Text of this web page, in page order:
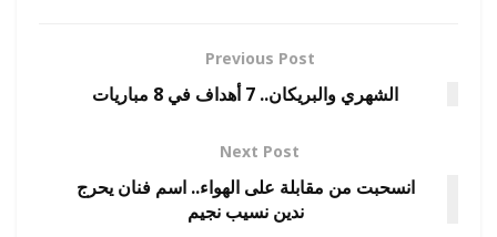
Previous Post
الشهري والبريكان.. 7 أهداف في 8 مباريات
Next Post
انسحبت من مقابلة على الهواء.. اسم فنان يحرج
ندين نسيب نجيم